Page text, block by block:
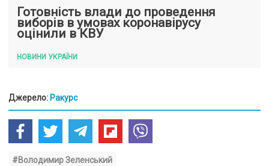
Готовність влади до проведення
виборів в умовах коронавірусу
оцінили в КВУ
НОВИНИ УКРАЇНИ
Джерело: Ракурс
#Володимир Зеленський